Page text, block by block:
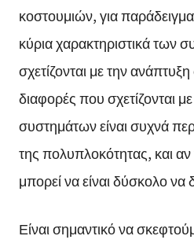
κοστουμιών, για
κύρια χαρακτηριστικά των
σχετίζονται με την
διαφορές που σχετίζονται
συστημάτων είναι συχνά
της πολυπλοκότητας, και
μπορεί να είναι δύσκολο να
Είναι σημαντικό να